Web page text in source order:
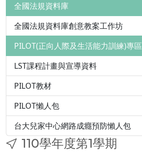
全國法規資料庫
全國法規資料庫創意教案工作坊
PILOT(正向人際及生活能力訓練)專區
LST課程計畫與宣導資料
PILOT教材
PILOT懶人包
台大兒家中心網路成癮預防懶人包
110學年度第1學期